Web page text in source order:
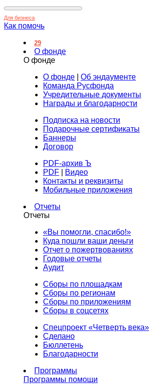
Для бизнеса
Как помочь
29
О фонде
О фонде
О фонде
Об эндаументе
Команда Русфонда
Учредительные документы
Награды и благодарности
Подписка на новости
Подарочные сертификаты
Баннеры
Договор
PDF-архив Ъ
PDF
Видео
Контакты и реквизиты
Мобильные приложения
Отчеты
Отчеты
«Вы помогли, спасибо!»
Куда пошли ваши деньги
Отчет о пожертвованиях
Годовые отчеты
Аудит
Сборы по площадкам
Сборы по регионам
Сборы по приложениям
Сборы в соцсетях
Спецпроект «Четверть века»
Сделано
Бюллетень
Благодарности
Программы
Программы помощи